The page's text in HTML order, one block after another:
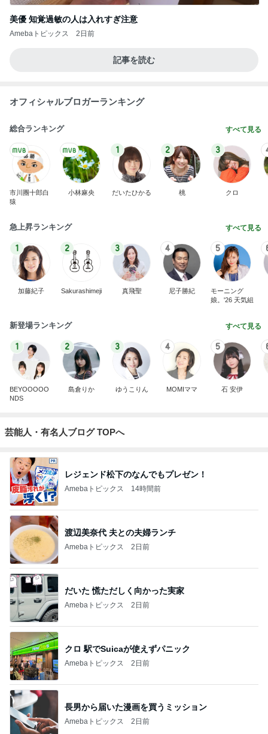
美優 知覚過敏の人は入れすぎ注意
Amebaトピックス 2日前
記事を読む
オフィシャルブロガーランキング
総合ランキング すべて見る
市川團十郎白
猿
小林麻央
1
だいたひかる
2
桃
3
クロ
急上昇ランキング すべて見る
1
加藤紀子
2
Sakurashimeji
3
真飛聖
4
尼子勝紀
5
モーニング
娘。'26 天気組
新登場ランキング すべて見る
1
BEYOOOOO
NDS
2
島倉りか
3
ゆうこりん
4
MOMIママ
5
石 安伊
芸能人・有名人ブログ TOPへ
レジェンド松下のなんでもプレゼン！
Amebaトピックス 14時間前
渡辺美奈代 夫との夫婦ランチ
Amebaトピックス 2日前
だいた 慌ただしく向かった実家
Amebaトピックス 2日前
クロ 駅でSuicaが使えずパニック
Amebaトピックス 2日前
長男から届いた漫画を買うミッション
Amebaトピックス 2日前